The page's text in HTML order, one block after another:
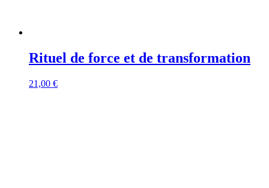
Rituel de force et de transformation
21,00 €